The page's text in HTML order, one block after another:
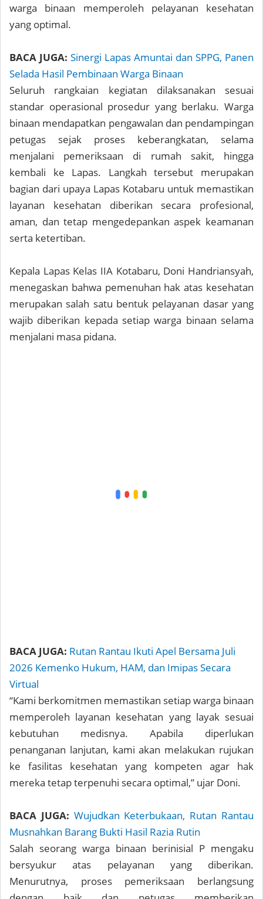
warga binaan memperoleh pelayanan kesehatan
yang optimal.
BACA JUGA: Sinergi Lapas Amuntai dan SPPG, Panen
Selada Hasil Pembinaan Warga Binaan
Seluruh rangkaian kegiatan dilaksanakan sesuai
standar operasional prosedur yang berlaku. Warga
binaan mendapatkan pengawalan dan pendampingan
petugas sejak proses keberangkatan, selama
menjalani pemeriksaan di rumah sakit, hingga
kembali ke Lapas. Langkah tersebut merupakan
bagian dari upaya Lapas Kotabaru untuk memastikan
layanan kesehatan diberikan secara profesional,
aman, dan tetap mengedepankan aspek keamanan
serta ketertiban.
Kepala Lapas Kelas IIA Kotabaru, Doni Handriansyah,
menegaskan bahwa pemenuhan hak atas kesehatan
merupakan salah satu bentuk pelayanan dasar yang
wajib diberikan kepada setiap warga binaan selama
menjalani masa pidana.
BACA JUGA: Rutan Rantau Ikuti Apel Bersama Juli
2026 Kemenko Hukum, HAM, dan Imipas Secara
Virtual
“Kami berkomitmen memastikan setiap warga binaan
memperoleh layanan kesehatan yang layak sesuai
kebutuhan medisnya. Apabila diperlukan
penanganan lanjutan, kami akan melakukan rujukan
ke fasilitas kesehatan yang kompeten agar hak
mereka tetap terpenuhi secara optimal,” ujar Doni.
BACA JUGA: Wujudkan Keterbukaan, Rutan Rantau
Musnahkan Barang Bukti Hasil Razia Rutin
Salah seorang warga binaan berinisial P mengaku
bersyukur atas pelayanan yang diberikan.
Menurutnya, proses pemeriksaan berlangsung